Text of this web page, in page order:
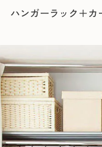
ハンガーラック＋カ